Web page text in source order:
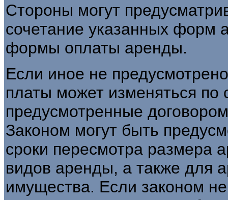
Стороны могут
сочетание указанных форм
формы оплаты аренды.
Если иное не
платы может изменяться по
предусмотренные
Законом могут быть
сроки пересмотра размера
видов аренды, а также для
имущества. Если законом